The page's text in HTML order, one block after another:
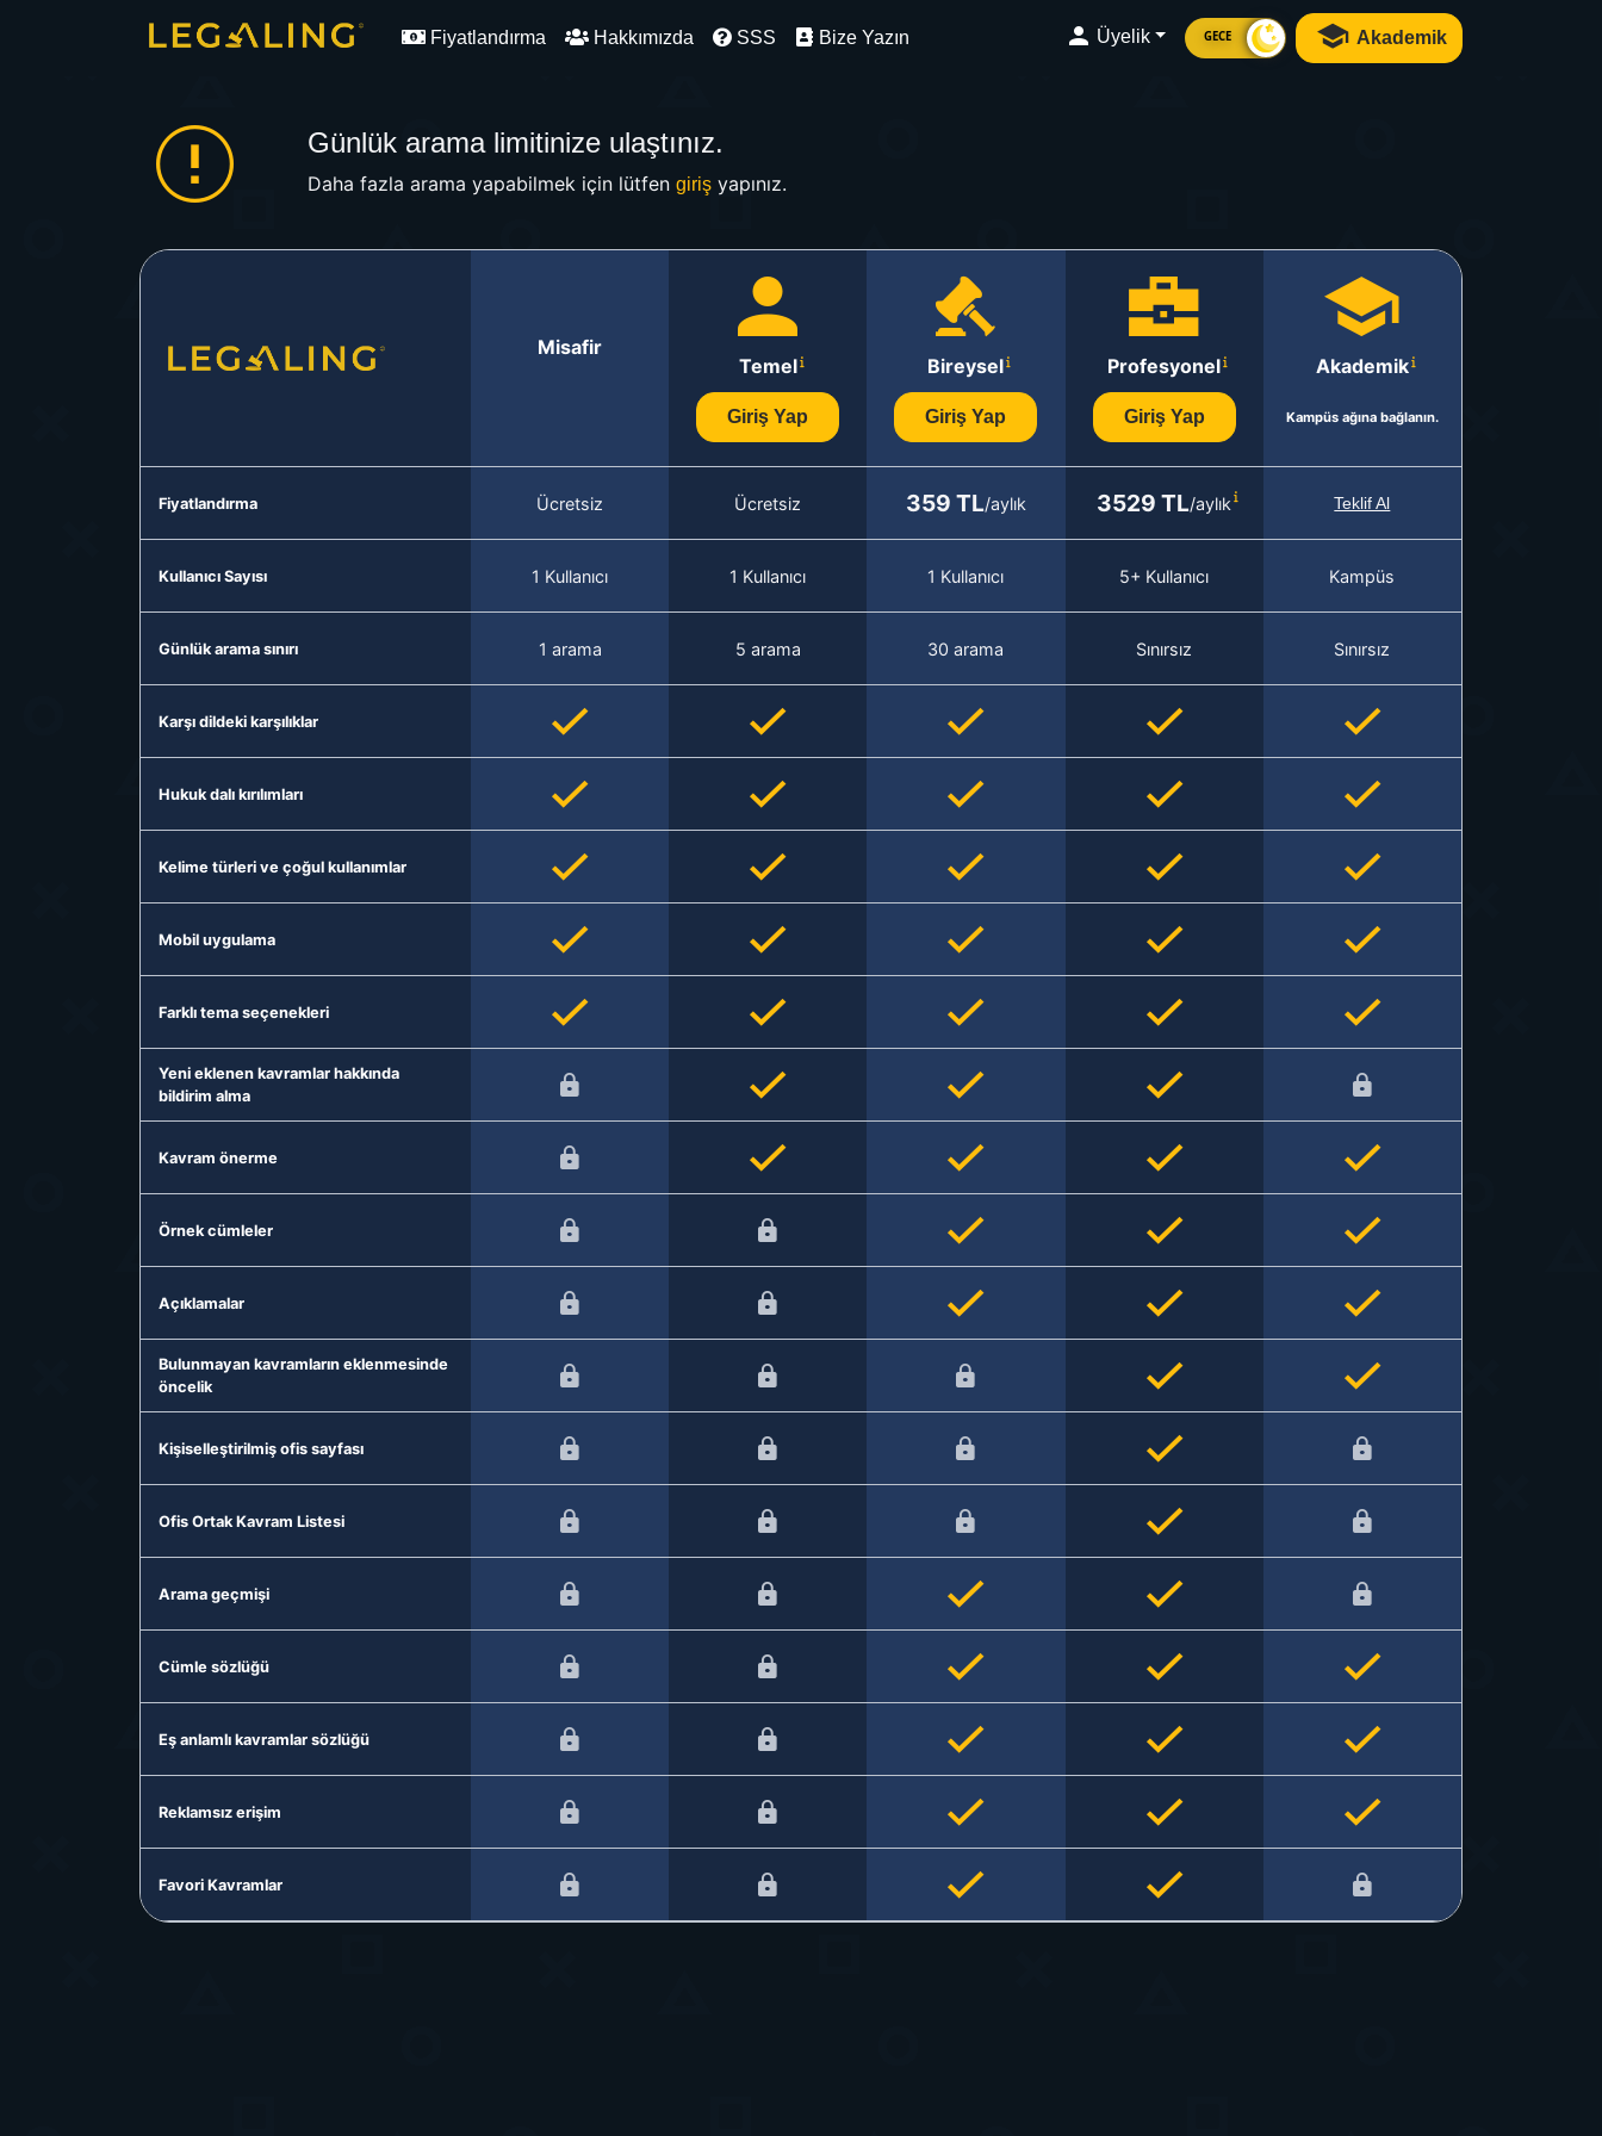
Fiyatlandırma Hakkımızda SSS Bize Yazın Üyelik GECE Akademik
Günlük arama limitinize ulaştınız.
Daha fazla arama yapabilmek için lütfen girişyapınız.
Misafir
Temel
Giriş Yap
Bireysel
Giriş Yap
Profesyonel
Giriş Yap
Akademik
Kampüs ağına bağlanın.
Fiyatlandırma Ücretsiz Ücretsiz 359 TL/aylık 3529 TL/aylık Teklif Al
Kullanıcı Sayısı 1 Kullanıcı 1 Kullanıcı 1 Kullanıcı 5+ Kullanıcı Kampüs
Günlük arama sınırı 1 arama 5 arama 30 arama Sınırsız Sınırsız
Karşı dildeki karşılıklar
Hukuk dalı kırılımları
Kelime türleri ve çoğul kullanımlar
Mobil uygulama
Farklı tema seçenekleri
Yeni eklenen kavramlar hakkında
bildirim alma
Kavram önerme
Örnek cümleler
Açıklamalar
Bulunmayan kavramların eklenmesinde
öncelik
Kişiselleştirilmiş ofis sayfası
Ofis Ortak Kavram Listesi
Arama geçmişi
Cümle sözlüğü
Eş anlamlı kavramlar sözlüğü
Reklamsız erişim
Favori Kavramlar